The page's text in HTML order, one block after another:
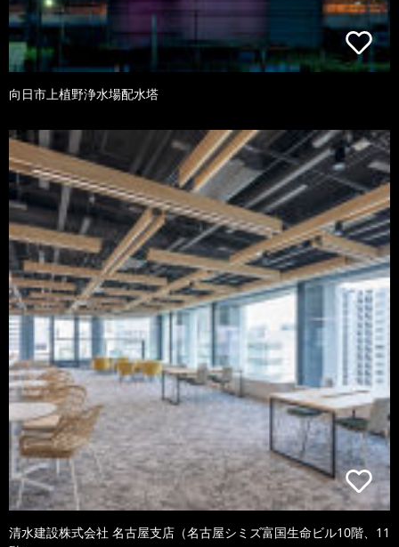
向日市上植野浄水場配水塔
清水建設株式会社 名古屋支店（名古屋シミズ富国生命ビル10階、11